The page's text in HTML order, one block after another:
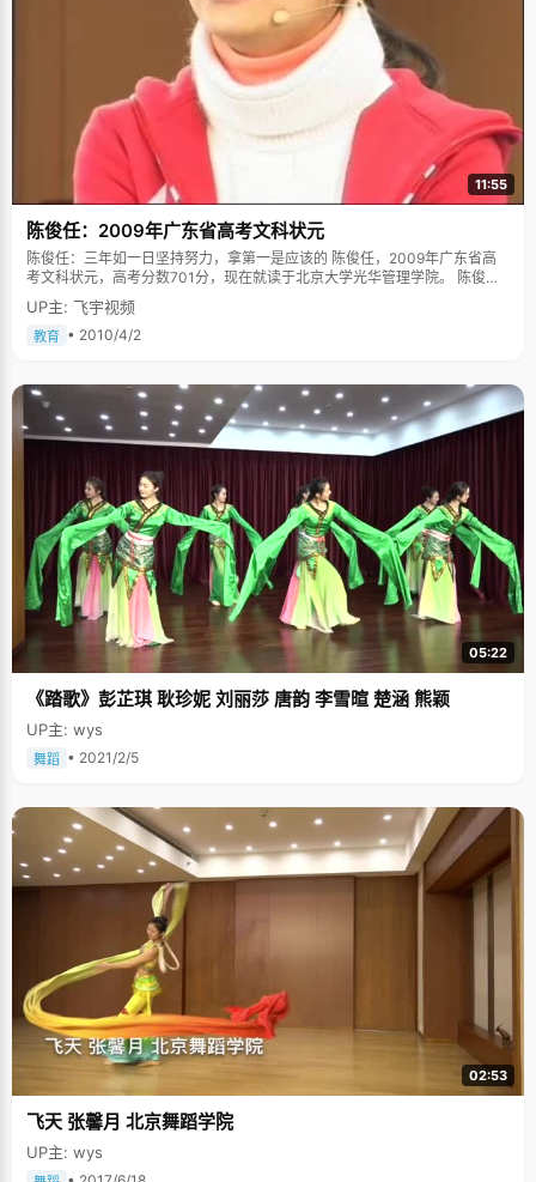
11:55
陈俊任：2009年广东省高考文科状元
陈俊任：三年如一日坚持努力，拿第一是应该的 陈俊任，2009年广东省高
考文科状元，高考分数701分，现在就读于北京大学光华管理学院。 陈俊任
拿到状元的时候，过于平静的态度让很多记者感觉惊讶，但对于陈俊任来
说，她已经习惯了第一，习惯了比别人优秀，学习对于陈俊任，是一种发内
心，不断征服的满足。就像我们存了很多零花钱，终于可以买到自己喜欢的
注意培养孩子的学习兴趣和学习习惯，通过生活中的事物点滴启蒙，循循善
诱。"妈妈经常在上班的路上教我识字，看到什么就教我什么。比如过马路看
到红绿灯，就教我&lsquo;灯&rsquo;字怎么写。第二天再路过这里，就问我
还记得&lsquo;灯&rsquo;字怎么写吗？然后教我张灯结彩这个词，第三天在
&lsquo;张灯结彩&rsquo;的基础上，教我一句话。"就这样，在上学之前，陈
俊任已经认识了很多的词句，并且形成了很好的思维和学习习惯。 陈俊任的
爸爸是一名医生，为参加各种考试，常常在家以书为伴。受爸爸影响，陈俊
任从小就喜欢看书，妈妈买回来的小人书几天就看完了，和书籍结下不解之
缘。 拿第一是应该的 小学的第一次考试，陈俊任就拿了双百，是班上的第一
名，回家后非常高兴的把成绩拿给妈妈炫耀，结果妈妈跟老师的夸奖不一
样，是一脸不以为然的表情，"这是你应该得到的。"此后，陈俊任连续拿了
很多第一，从刚刚开始的兴奋和炫耀，渐渐形成了习惯和当然，"小学到高
中，一直都是第一，一般情况都要比别人高很多分"，陈俊任说，"这都是我
努力和坚持的结果"。 高中后的目标非常明确，就是上一所好的大学，为此，
陈俊任知道"必须三年如一日的努力学习"。每天早上6：00，陈俊任准时坐
在校园里，开始一天的学习。冬天天亮得比较晚，教室还没开门，她就跑到
路灯下看书，来回巡视的保安都已经熟悉了她的背影并记住了这个刻苦的小
快，做题快，吃饭快。 为节省时间，陈俊任把一切的走都变成了跑，上课的
路上，吃饭的路上，都用跑来代替，"节约出的时间可以多做几道练习题"。
回来，只用了五分钟，"陈俊任说，"我的生活节奏比别人快很多，很少有同
学能跟上我的节奏。" 高一的时候，陈俊任的用功曾在同学间引起不小的反
响，一些不好的言论四起，或许是嫉妒，或许是蜚语，但陈俊任毫不理会，
她有自己学习的轨迹和习惯，也习惯了一个人享受学习的乐趣，"我觉得学海
无涯苦作舟是不对的，应该是学海无涯乐作舟"，陈俊任说，"对我来说，学
习就是兴趣，每攻克一道题我都挺有成就感的。" 跑步能手 陈俊任擅于跑
步，三岁起，她就跟着爸爸一起晨跑，跑完步，爸爸会给她讲个小故事。跑
步让陈俊任拿了不少奖，"200米、800米、接力赛我都参见，基本都能拿
奖，初中运动会回回都是第一名，高中就输过一次，拿了第二"，陈俊任
说，"高中的时候，我每天晚上都要跑上1600米，除了锻炼身体，这也是一
种派遣压力的方法。每次跑得特别累，大汗淋漓，心情会慢慢的平静放松下
来，所有的压力和烦恼都没有了，再去学习就感觉效率特别高"。 听说，自从
陈俊任当了状元后，现在高中里几乎所有人都在"跑"，效仿她当初的样子。
分开来说，每一件事情都很简单，难度在于三年如一日的坚持，这正是没有
第二个陈俊任的原因。
UP主: 飞宇视频
教育 • 2010/4/2
05:22
《踏歌》彭芷琪 耿珍妮 刘丽莎 唐韵 李雪暄 楚涵 熊颖
UP主: wys
舞蹈 • 2021/2/5
02:53
飞天 张馨月 北京舞蹈学院
UP主: wys